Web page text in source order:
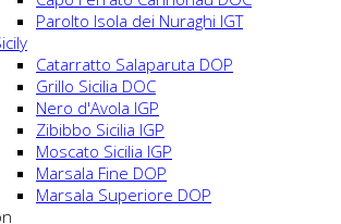
Parolto Isola dei Nuraghi IGT
Catarratto Salaparuta DOP
Grillo Sicilia DOC
Nero d'Avola IGP
Zibibbo Sicilia IGP
Moscato Sicilia IGP
Marsala Fine DOP
Marsala Superiore DOP